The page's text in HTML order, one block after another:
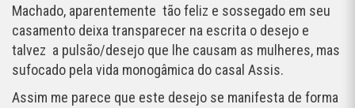
Machado, aparentemente tão feliz e sossegado em seu
casamento deixa transparecer na escrita o desejo e
talvez a pulsão/desejo que lhe causam as mulheres, mas
sufocado pela vida monogâmica do casal Assis.
Assim me parece que este desejo se manifesta de forma